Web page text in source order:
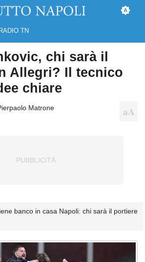
RADIO TN
chi sarà il
Allegri? Il tecnico
chiare
Matrone
banco in casa Napoli: chi sarà il portiere